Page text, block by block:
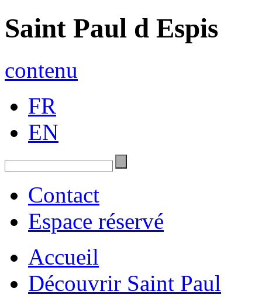
Saint Paul d Espis
contenu
FR
EN
Contact
Espace réservé
Accueil
Découvrir Saint Paul